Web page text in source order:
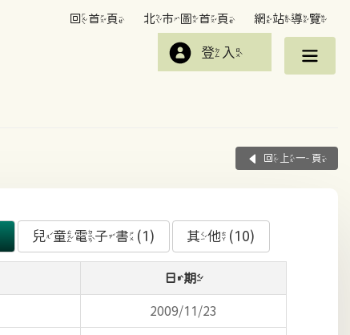
回首頁 北市圖首頁 網站導覽
登入
回上一頁
兒童電子書(1) 其他(10)
日期
2009/11/23